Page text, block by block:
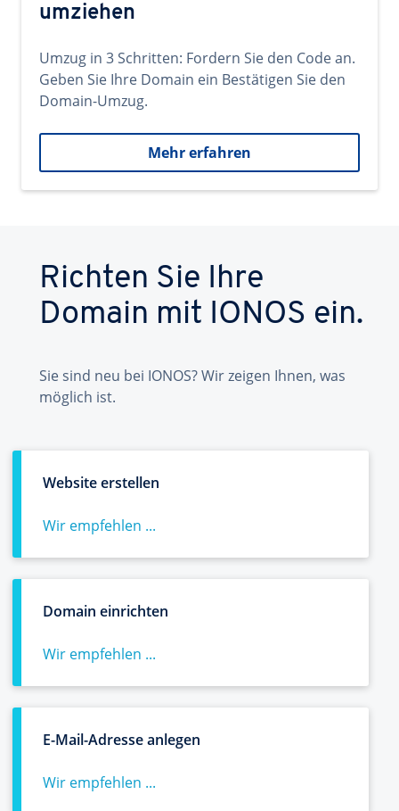
umziehen
Umzug in 3 Schritten: Fordern Sie den Code an.
Geben Sie Ihre Domain ein Bestätigen Sie den
Domain-Umzug.
Mehr erfahren
Richten Sie Ihre
Domain mit IONOS ein.
Sie sind neu bei IONOS? Wir zeigen Ihnen, was
möglich ist.
Website erstellen
Wir empfehlen ...
Domain einrichten
Wir empfehlen ...
E-Mail-Adresse anlegen
Wir empfehlen ...